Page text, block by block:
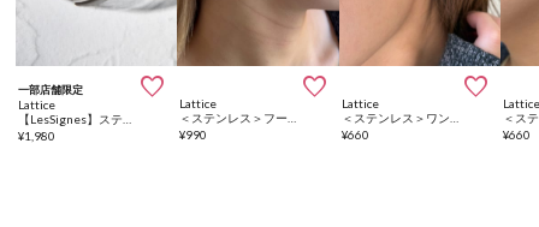
一部店舗限定 
Lattice
¥1,980

Lattice
¥990

Lattice
¥660 ¥660